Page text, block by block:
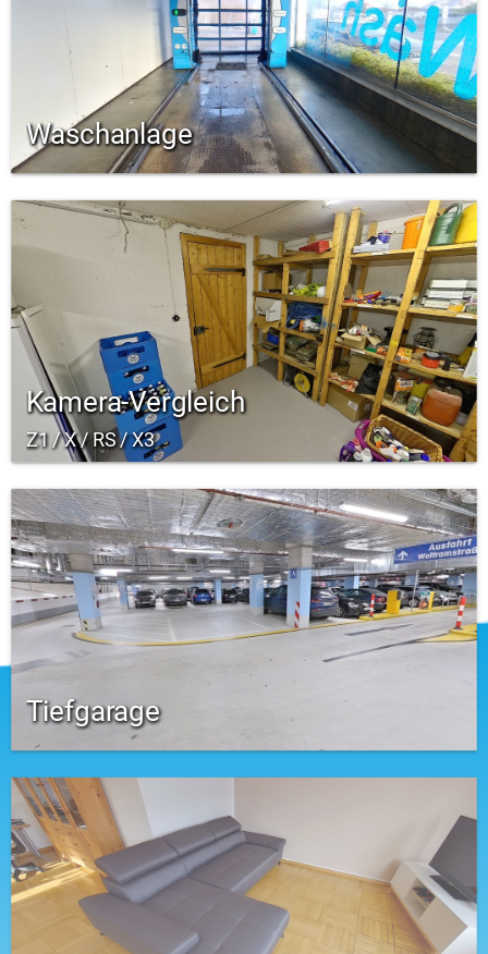
Waschanlage
Kamera-Vergleich
Z1 / X / RS / X3
Tiefgarage